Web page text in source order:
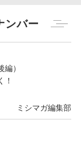
ンバー
）
！
ミシマガ編集部